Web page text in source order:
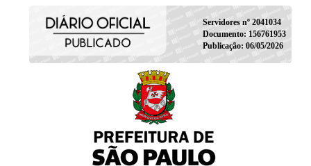
Servidores nº 2041034
Documento: 156761953
Publicação: 06/05/2026